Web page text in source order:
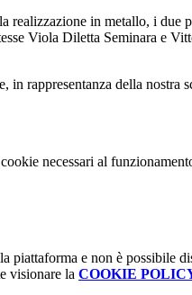
realizzazione in metallo, i
Viola Diletta Seminara e
in rappresentanza della
necessari al
piattaforma e non è possibile
visionare la COOKIE